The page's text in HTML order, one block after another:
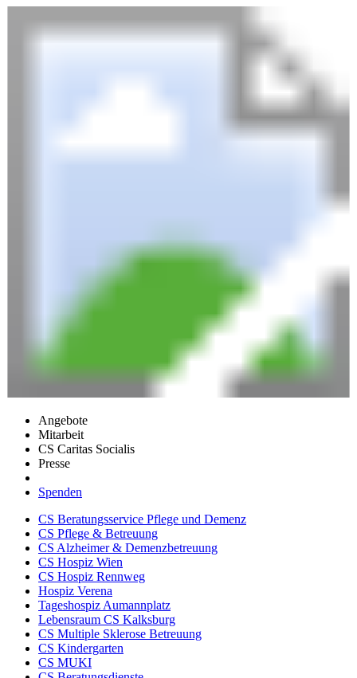
Angebote
Mitarbeit
CS Caritas Socialis
Presse
Spenden
CS Beratungsservice Pflege und Demenz
CS Pflege & Betreuung
CS Alzheimer & Demenzbetreuung
CS Hospiz Wien
CS Hospiz Rennweg
Hospiz Verena
Tageshospiz Aumannplatz
Lebensraum CS Kalksburg
CS Multiple Sklerose Betreuung
CS Kindergarten
CS MUKI